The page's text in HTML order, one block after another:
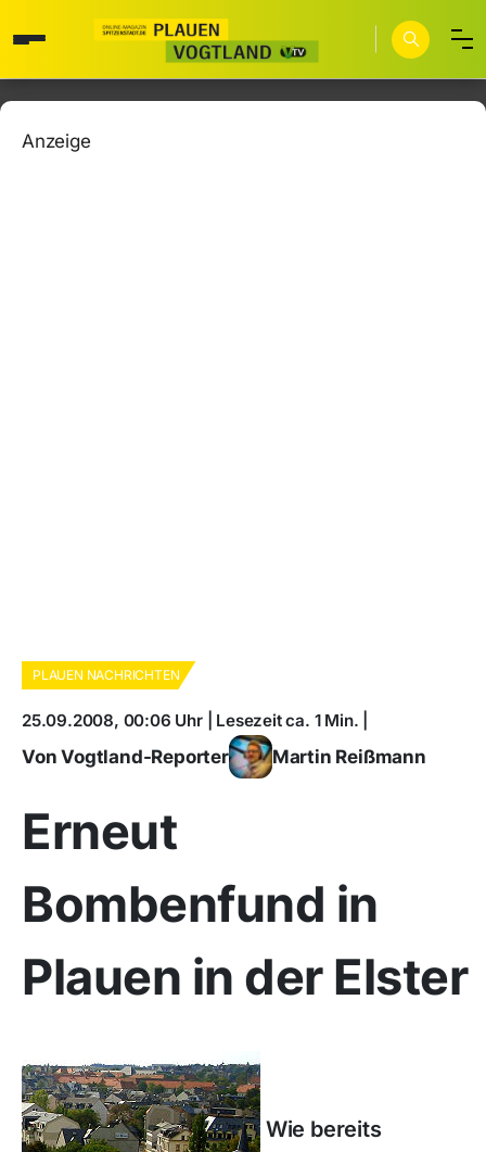
Anzeige
PLAUEN NACHRICHTEN
25.09.2008, 00:06 Uhr | Lesezeit ca. 1 Min. |
Von Vogtland-Reporter Martin Reißmann
Erneut
Bombenfund in
Plauen in der Elster
Wie bereits